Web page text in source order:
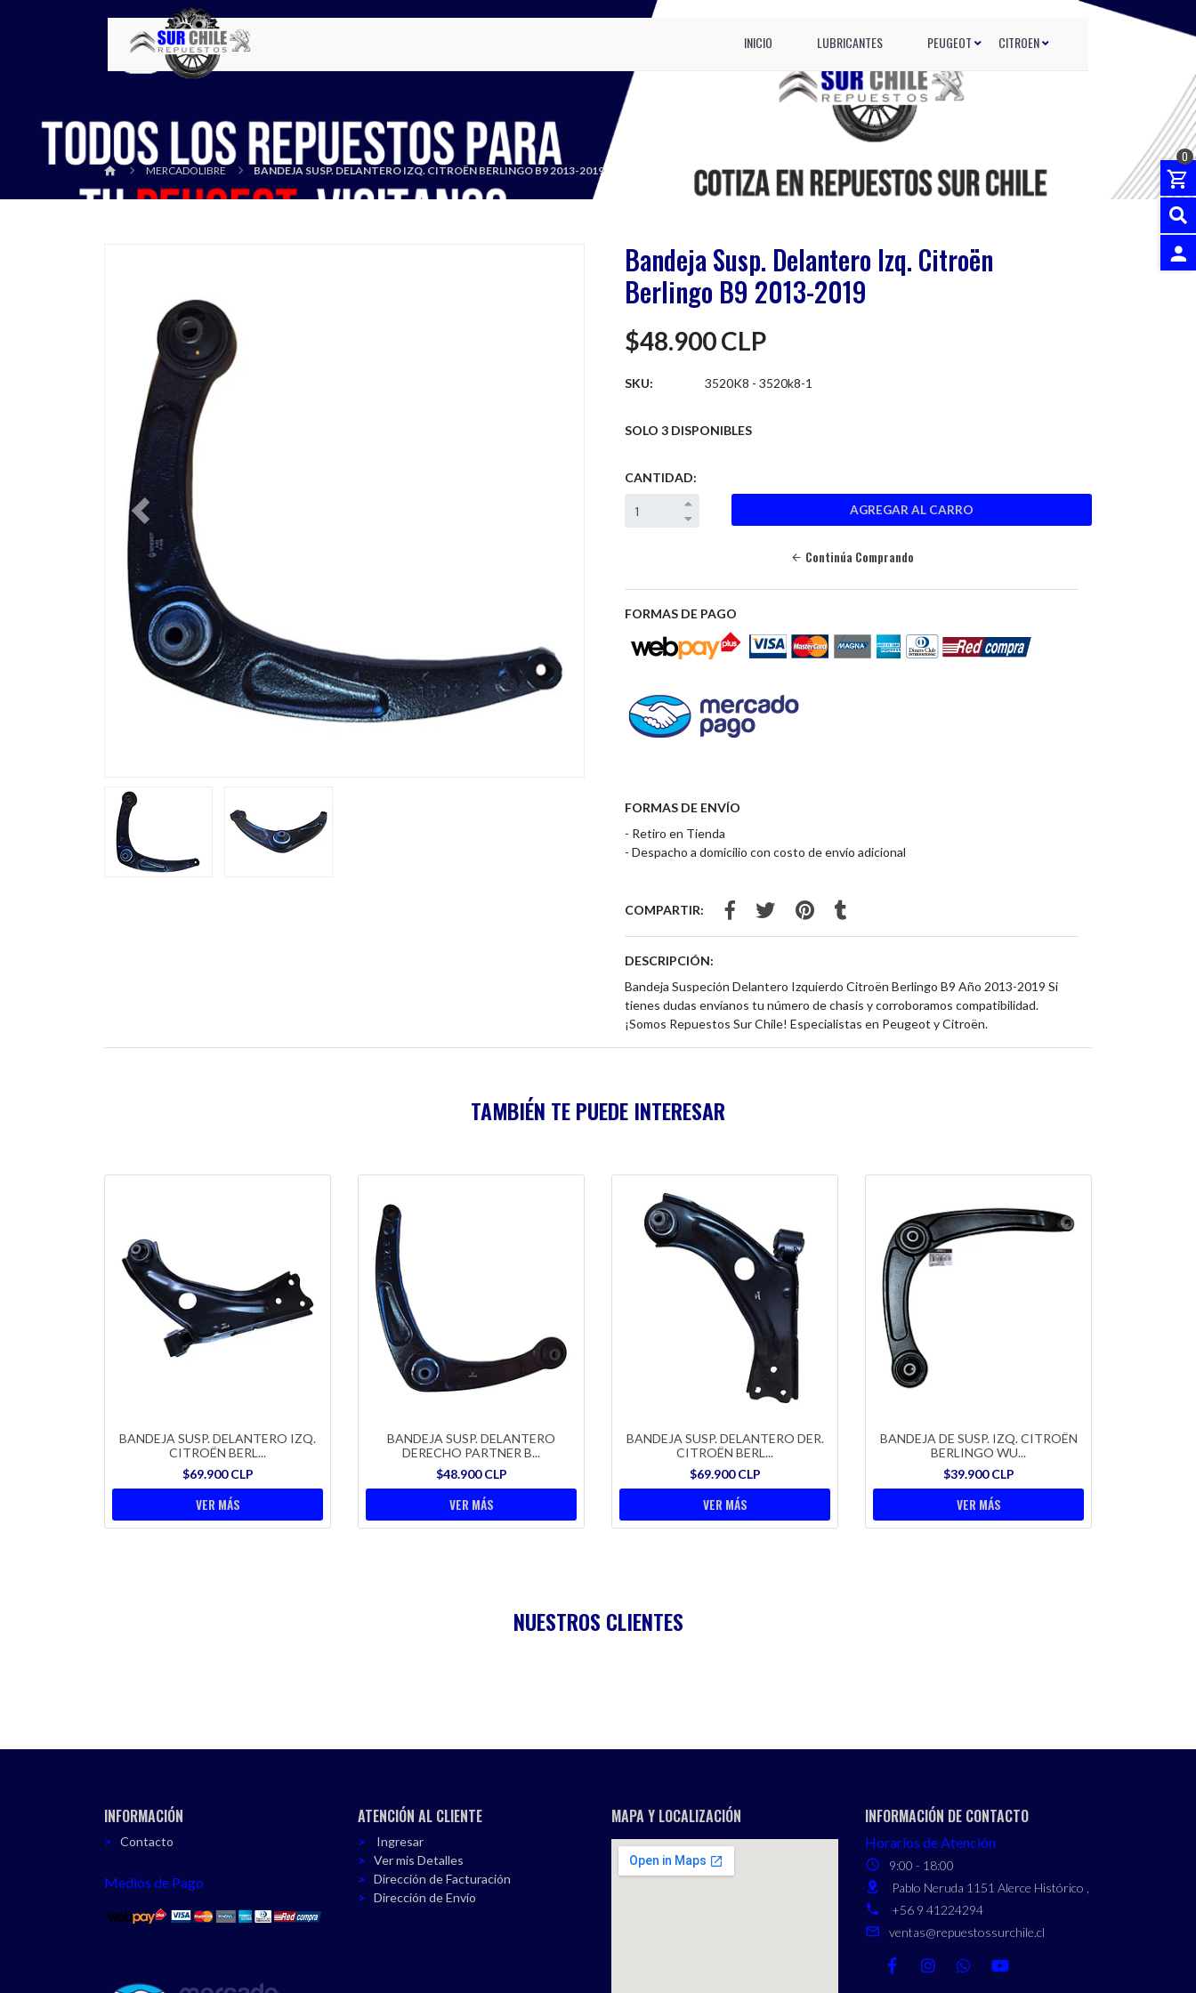
INICIO LUBRICANTES PEUGEOT CITROEN
0
MERCADOLIBRE BANDEJA SUSP. DELANTERO IZQ. CITROËN BERLINGO B9 2013-2019
Previous
Bandeja Susp. Delantero Izq. Citroën
Berlingo B9 2013-2019
$48.900 CLP
SKU: 3520K8 - 3520k8-1
SOLO 3 DISPONIBLES
CANTIDAD:
Continúa Comprando
FORMAS DE PAGO
FORMAS DE ENVÍO
- Retiro en Tienda
- Despacho a domicilio con costo de envío adicional
COMPARTIR:
DESCRIPCIÓN:
Bandeja Suspeción Delantero Izquierdo Citroën Berlingo B9 Año 2013-2019 Si
tienes dudas envíanos tu número de chasis y corroboramos compatibilidad.
¡Somos Repuestos Sur Chile! Especialistas en Peugeot y Citroën.
TAMBIÉN TE PUEDE INTERESAR
BANDEJA SUSP. DELANTERO IZQ.
CITROËN BERL...
$69.900 CLP
VER MÁS
BANDEJA SUSP. DELANTERO
DERECHO PARTNER B...
$48.900 CLP
VER MÁS
BANDEJA SUSP. DELANTERO DER.
CITROËN BERL...
$69.900 CLP
VER MÁS
BANDEJA DE SUSP. IZQ. CITROËN
BERLINGO WU...
$39.900 CLP
VER MÁS
NUESTROS CLIENTES
INFORMACIÓN
Contacto
Medios de Pago
ATENCIÓN AL CLIENTE
Ingresar
Ver mis Detalles
Dirección de Facturación
Dirección de Envío
MAPA Y LOCALIZACIÓN INFORMACIÓN DE CONTACTO
Horarios de Atención
9:00 - 18:00
Pablo Neruda 1151 Alerce Histórico ,
+56 9 41224294
ventas@repuestossurchile.cl